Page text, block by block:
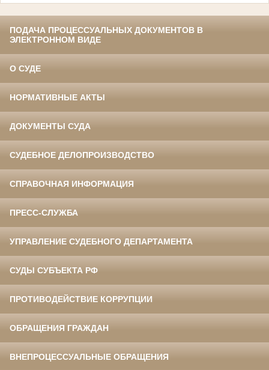
ПОДАЧА ПРОЦЕССУАЛЬНЫХ ДОКУМЕНТОВ В
ЭЛЕКТРОННОМ ВИДЕ
О СУДЕ
НОРМАТИВНЫЕ АКТЫ
ДОКУМЕНТЫ СУДА
СУДЕБНОЕ ДЕЛОПРОИЗВОДСТВО
СПРАВОЧНАЯ ИНФОРМАЦИЯ
ПРЕСС-СЛУЖБА
УПРАВЛЕНИЕ СУДЕБНОГО ДЕПАРТАМЕНТА
СУДЫ СУБЪЕКТА РФ
ПРОТИВОДЕЙСТВИЕ КОРРУПЦИИ
ОБРАЩЕНИЯ ГРАЖДАН
ВНЕПРОЦЕССУАЛЬНЫЕ ОБРАЩЕНИЯ